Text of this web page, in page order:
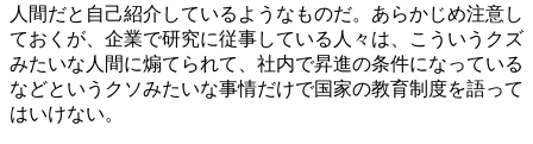
人間だと自己紹介しているようなものだ。あらかじめ注意し
ておくが、企業で研究に従事している人々は、こういうクズ
みたいな人間に煽てられて、社内で昇進の条件になっている
などというクソみたいな事情だけで国家の教育制度を語って
はいけない。